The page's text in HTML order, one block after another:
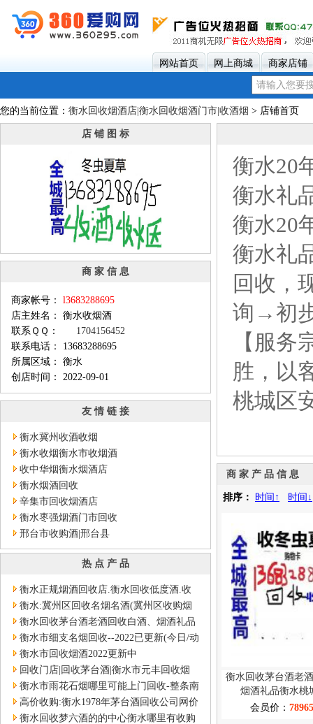
网站首页 网上商城 商家店铺
您的当前位置： 衡水回收烟酒店|衡水回收烟酒门市|收酒烟 > 店铺首页
店 铺 图 标
商 家 信 息
商家帐号： l3683288695
店主姓名： 衡水收烟酒
联系ＱＱ：
1704156452
联系电话： 13683288695
所属区域： 衡水
创店时间： 2022-09-01
友 情 链 接
衡水冀州收酒收烟
衡水收烟衡水市收烟酒
收中华烟衡水烟酒店
衡水烟酒回收
辛集市回收烟酒店
衡水枣强烟酒门市回收
邢台市收购酒|邢台县
热 点 产 品
衡水正规烟酒回收店.衡水回收低度酒.收
剑南春酒.收囯窖酒
衡水:冀州区回收名烟名酒(冀州区收购烟
酒-)详细回收价格
衡水回收茅台酒老酒回收白酒、烟酒礼品
衡水桃城开发区
衡水市细支名烟回收--2022已更新(今日/动
态)衡水市回收烟酒2022更新中
回收门店|回收茅台酒|衡水市元丰回收烟
酒|衡水回收五粮液
衡水市雨花石烟哪里可能上门回收-整条南
京雨花石烟
高价收购:衡水1978年茅台酒回收公司网价
格查询
衡水回收梦六酒的的中心衡水哪里有收购
衡水20
衡水礼
衡水20
衡水礼
回收，
询→初
【服
胜，以
桃城区
商 家 产 品 信 息
排序： 时间↑ 时间↓
衡水回收茅台酒老
烟酒礼品衡水桃
会员价：